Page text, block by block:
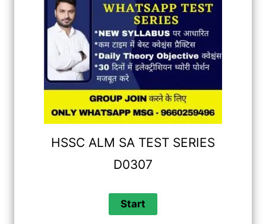
HSSC ALM SA TEST SERIES
D0307